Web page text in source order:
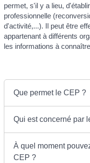
permet, s'il y a lieu,
professionnelle
d'activité,...). Il peut être
appartenant à différents
les informations à
Que permet le CEP ?
Qui est concerné par
À quel moment
CEP ?